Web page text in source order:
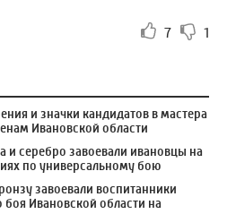
7 1
и значки кандидатов в мастера
Ивановской области
и серебро завоевали ивановцы на
по универсальному бою
завоевали воспитанники
Ивановской области на